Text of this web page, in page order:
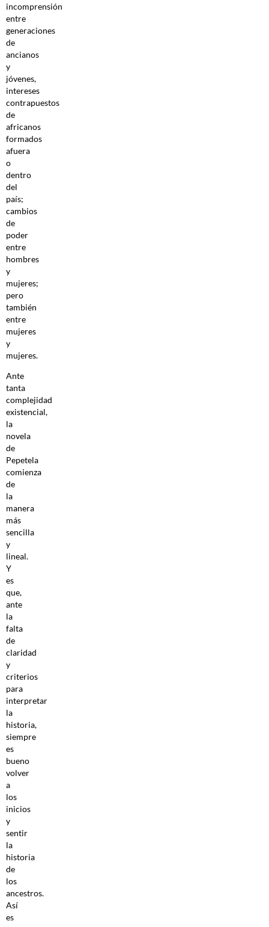
incomprensión
entre
generaciones
de
ancianos
y
jóvenes,
intereses
contrapuestos
de
africanos
formados
afuera
o
dentro
del
país;
cambios
de
poder
entre
hombres
y
mujeres;
pero
también
entre
mujeres
y
mujeres.
Ante
tanta
complejidad
existencial,
la
novela
de
Pepetela
comienza
de
la
manera
más
sencilla
y
lineal.
Y
es
que,
ante
la
falta
de
claridad
y
criterios
para
interpretar
la
historia,
siempre
es
bueno
volver
a
los
inicios
y
sentir
la
historia
de
los
ancestros.
Así
es